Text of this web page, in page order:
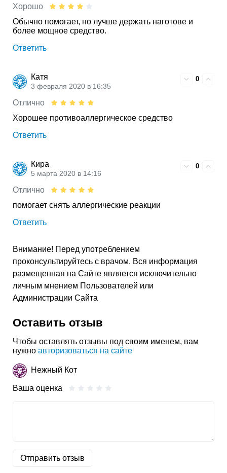
Хорошо
Обычно помогает, но лучше держать наготове и
более мощное средство.
Ответить
Катя
3 февраля 2020 в 16:35
0
Отлично
Хорошее противоаллергическое средство
Ответить
Кира
5 марта 2020 в 14:16
0
Отлично
помогает снять аллергические реакции
Ответить
Внимание! Перед употреблением
проконсультируйтесь с врачом. Вся информация
размещенная на Сайте является исключительно
личным мнением Пользователей или
Администрации Сайта
Оставить отзыв
Чтобы оставлять отзывы под своим именем, вам
нужно авторизоваться на сайте
Нежный Кот
Ваша оценка
Отправить отзыв